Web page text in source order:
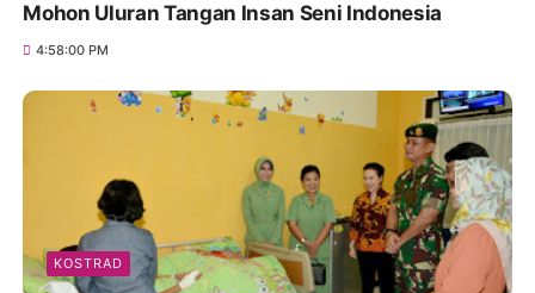
Mohon Uluran Tangan Insan Seni Indonesia
4:58:00 PM
KOSTRAD